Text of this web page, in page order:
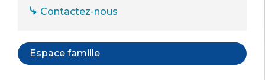
Contactez-nous
Espace famille